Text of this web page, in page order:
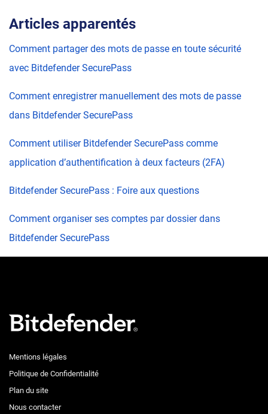
Articles apparentés
Comment partager des mots de passe en toute sécurité
avec Bitdefender SecurePass
Comment enregistrer manuellement des mots de passe
dans Bitdefender SecurePass
Comment utiliser Bitdefender SecurePass comme
application d’authentification à deux facteurs (2FA)
Bitdefender SecurePass : Foire aux questions
Comment organiser ses comptes par dossier dans
Bitdefender SecurePass
Mentions légales
Politique de Confidentialité
Plan du site
Nous contacter